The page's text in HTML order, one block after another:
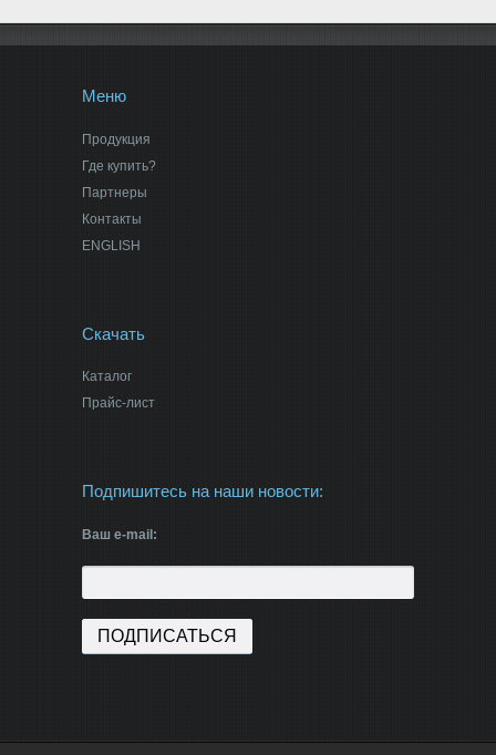
Меню
Продукция
Где купить?
Партнеры
Контакты
ENGLISH
Скачать
Каталог
Прайс-лист
Подпишитесь на наши новости:
Ваш e-mail: